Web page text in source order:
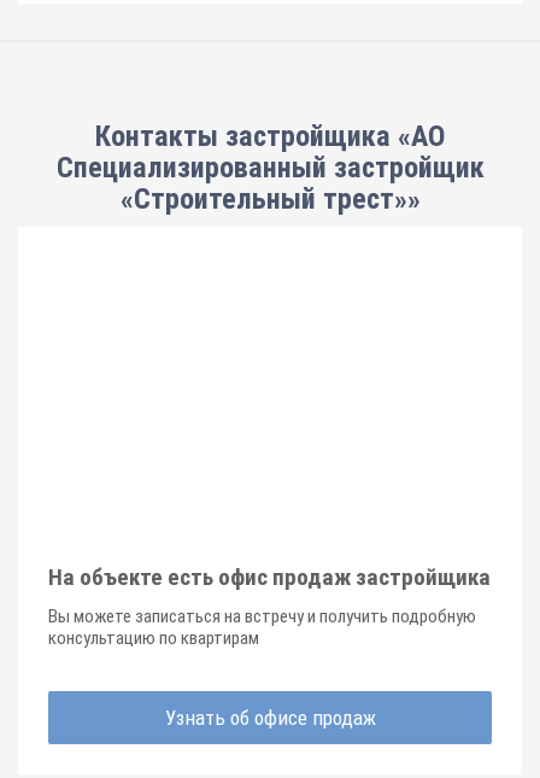
Контакты застройщика «АО
Специализированный застройщик
«Строительный трест»»
На объекте есть офис продаж застройщика
Вы можете записаться на встречу и получить подробную
консультацию по квартирам
Узнать об офисе продаж